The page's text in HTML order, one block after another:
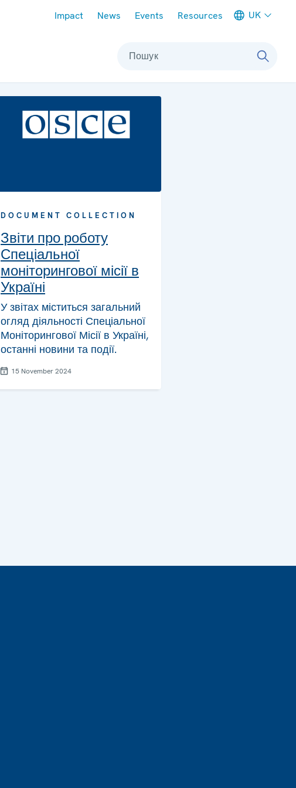
Impact News Events Resources UK
Пошук
DOCUMENT COLLECTION
Звіти про роботу
Спеціальної
моніторингової місії в
Україні
У звітах міститься загальний
огляд діяльності Спеціальної
Моніторингової Місії в Україні,
останні новини та події.
15 November 2024